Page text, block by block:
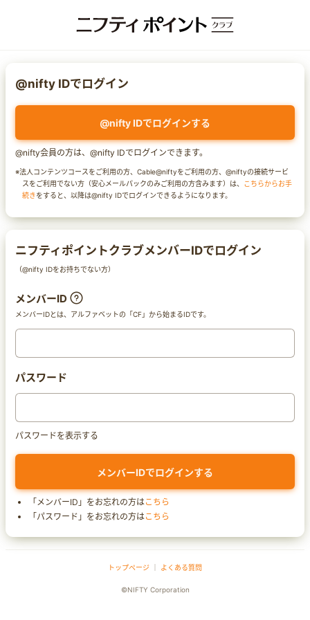
@nifty IDでログイン
@nifty IDでログインする
@nifty会員の方は、@nifty IDでログインできます。
※法人コンテンツコースをご利用の方、Cable@niftyをご利用の方、@niftyの接続サービ
スをご利用でない方（安心メールパックのみご利用の方含みます）は、 こちらからお手
続きをすると、以降は@nifty IDでログインできるようになります。
ニフティポイントクラブメンバーIDでログイン
（@nifty IDをお持ちでない方）
メンバーID
メンバーIDとは、アルファベットの「CF」から始まるIDです。
パスワード
パスワードを表示する
「メンバーID」をお忘れの方はこちら
「パスワード」をお忘れの方はこちら
トップページ よくある質問
©NIFTY Corporation